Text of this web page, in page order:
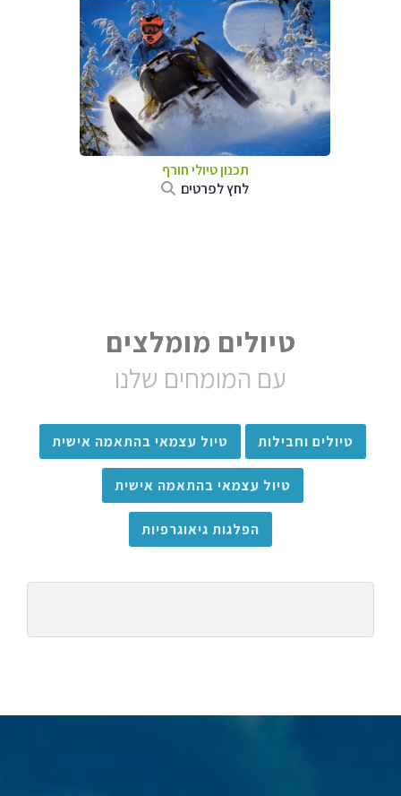
תכנון טיולי חורף
לחץ לפרטים
טיולים מומלצים
עם המומחים שלנו
טיולים וחבילות טיול עצמאי בהתאמה אישית
טיול עצמאי בהתאמה אישית
הפלגות גיאוגרפיות